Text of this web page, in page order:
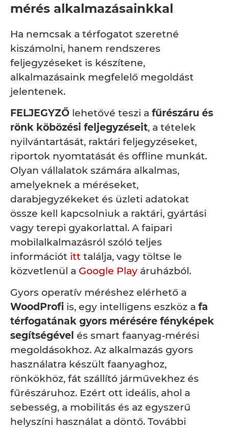
mérés alkalmazásainkkal
Ha nemcsak a térfogatot szeretné
kiszámolni, hanem rendszeres
feljegyzéseket is készítene,
alkalmazásaink megfelelő megoldást
jelentenek.
FELJEGYZŐ lehetővé teszi a fűrészáru és
rönk köbözési feljegyzéseit, a tételek
nyilvántartását, raktári feljegyzéseket,
riportok nyomtatását és offline munkát.
Olyan vállalatok számára alkalmas,
amelyeknek a méréseket,
darabjegyzékeket és üzleti adatokat
össze kell kapcsolniuk a raktári, gyártási
vagy terepi gyakorlattal. A faipari
mobilalkalmazásról szóló teljes
információt itt találja, vagy töltse le
közvetlenül a Google Play áruházból.
Gyors operatív méréshez elérhető a
WoodProfi is, egy intelligens eszköz a fa
térfogatának gyors mérésére fényképek
segítségével és smart faanyag-mérési
megoldásokhoz. Az alkalmazás gyors
használatra készült faanyaghoz,
rönkökhöz, fát szállító járművekhez és
fűrészáruhoz. Ezért ott ideális, ahol a
sebesség, a mobilitás és az egyszerű
helyszíni használat a döntő. További